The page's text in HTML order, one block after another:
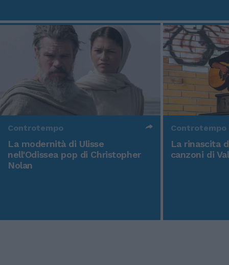
Controtempo
La modernità di Ulisse
nell'Odissea pop di Christopher
Nolan
Controtempo
La rinascita
canzoni di